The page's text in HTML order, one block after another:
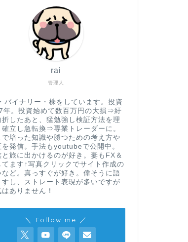
管理人
rai
バイナリー・株をしています。投資
年。投資始めて数百万円の大損⇒紆
折したあと、猛勉強し検証方法を理
確立し急転換⇒専業トレーダーに。
で培った知識や勝つための考え方や
を発信。手法もyoutubeで公開中。
と旅に出かけるのが好き。妻もFX＆
てます↑写真クリックでサイト作成の
など。真っすぐが好き。偉そうに語
すし、ストレート表現が多いですが
はありません！
＼ Follow me ／